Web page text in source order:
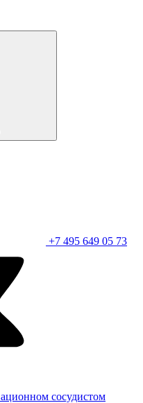
+7 495 649 05 73
сосудистом